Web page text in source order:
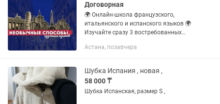
Договорная
🌍 Онлайн-школа французского,
итальянского и испанского языков 🌍
Изучайте сразу 3 востребованных
нас: • французский язык • итальянский
Астана, позавчера
Шубка Испания , новая ,
58 000 ₸
Шубка Испанская, размер S ,